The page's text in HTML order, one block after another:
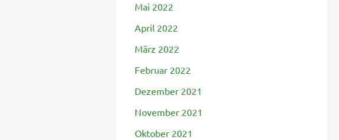
Mai 2022
April 2022
März 2022
Februar 2022
Dezember 2021
November 2021
Oktober 2021